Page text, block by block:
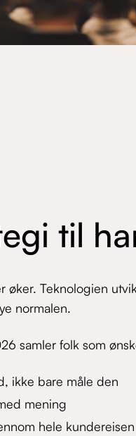
til
øker. Teknologien
normalen.
samler folk som
ikke bare måle den
mening
hele kundereisen